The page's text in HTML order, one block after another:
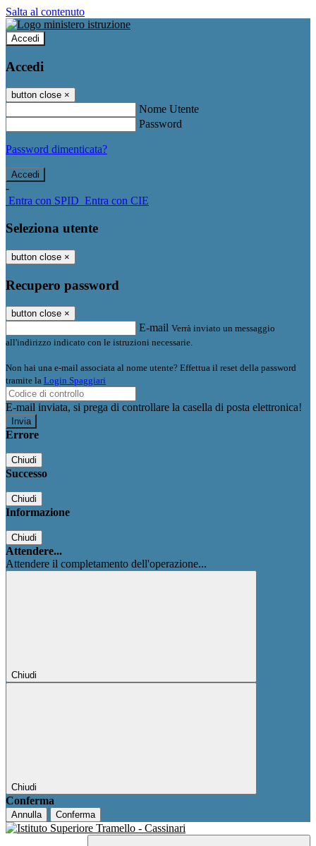
Salta al contenuto
Accedi
Accedi
button close ×
Nome Utente
Password
Password dimenticata?
-
Entra con SPID Entra con CIE
Seleziona utente
button close ×
Recupero password
button close ×
E-mail Verrà inviato un messaggio
all'indirizzo indicato con le istruzioni necessarie.
Non hai una e-mail associata al nome utente? Effettua il reset della password
tramite la Login Spaggiari
E-mail inviata, si prega di controllare la casella di posta elettronica!
Errore
Chiudi
Successo
Chiudi
Informazione
Chiudi
Attendere...
Attendere il completamento dell'operazione...
Chiudi
Chiudi
Conferma
Annulla Conferma